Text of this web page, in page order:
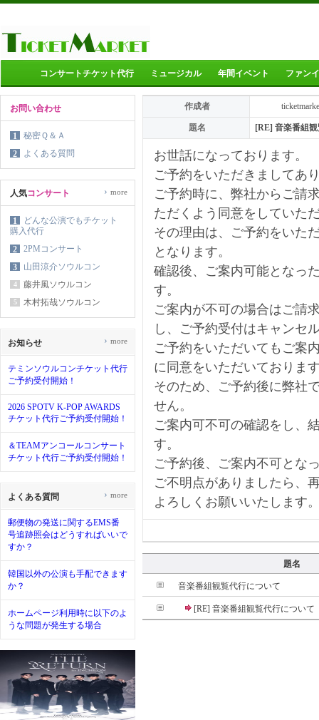
コンサートチケット代行 ミュージカル 年間イベント ファン
お問い合わせ
1
秘密Ｑ＆Ａ
2
よくある質問
人気コンサート
1
どんな公演でもチケット
購入代行
2
2PMコンサート
3
山田涼介ソウルコン
4 藤井風ソウルコン
5 木村拓哉ソウルコン
› more
お知らせ
テミンソウルコンチケット代行
ご予約受付開始！
2026 SPOTV K-POP AWARDS
チケット代行ご予約受付開始！
＆TEAMアンコールコンサート
チケット代行ご予約受付開始！
› more
よくある質問
郵便物の発送に関するEMS番
号追跡照会はどうすればいいで
すか？
韓国以外の公演も手配できます
か？
ホームページ利用時に以下のよ
うな問題が発生する場合
› more
作成者
題名 [RE] 音楽番組
お世話になっております。
ご予約をいただきましてあ
ご予約時に、弊社からご請
ただくよう同意をしていた
その理由は、ご予約をいた
となります。
確認後、ご案内可能となっ
す。
ご案内が不可の場合はご請
し、ご予約受付はキャンセ
ご予約をいただいてもご案
に同意をいただいておりま
そのため、ご予約後に弊社
せん。
ご案内可不可の確認をし、
す。
ご予約後、ご案内不可とな
ご不明点がありましたら、
よろしくお願いいたします
題名
音楽番組観覧代行について
[RE] 音楽番組観覧代行について